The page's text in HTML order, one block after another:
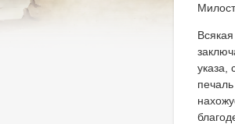
указа,